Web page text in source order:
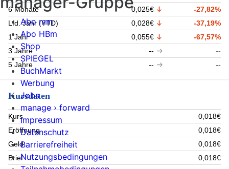
6 Monate
0,025€
-27,82%
Lfd. Jahr (YTD)
0,028€
-37,19%
1 Jahr
0,055€
-67,57%
3 Jahre
--
--
5 Jahre
-- --
Kursdaten
Kurs
0,018€
Eröffnung
0,018€
Geld
0,018€
Brief
0,018€
Abo mm
Abo HBm
Shop
SPIEGEL
BuchMarkt
Werbung
Jobs
manage › forward
Impressum
Datenschutz
Barrierefreiheit
Nutzungsbedingungen